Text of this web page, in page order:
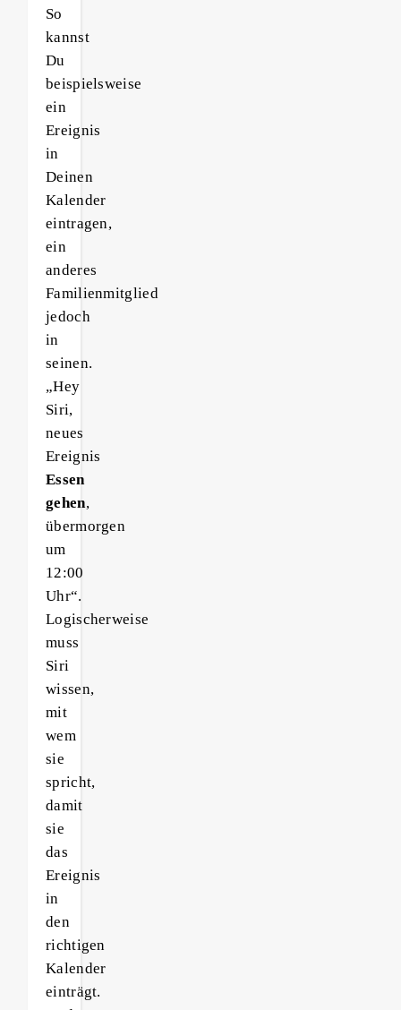
So
kannst
Du
beispielsweise
ein
Ereignis
in
Deinen
Kalender
eintragen,
ein
anderes
Familienmitglied
jedoch
in
seinen.
„Hey
Siri,
neues
Ereignis
Essen
gehen,
übermorgen
um
12:00
Uhr“.
Logischerweise
muss
Siri
wissen,
mit
wem
sie
spricht,
damit
sie
das
Ereignis
in
den
richtigen
Kalender
einträgt.